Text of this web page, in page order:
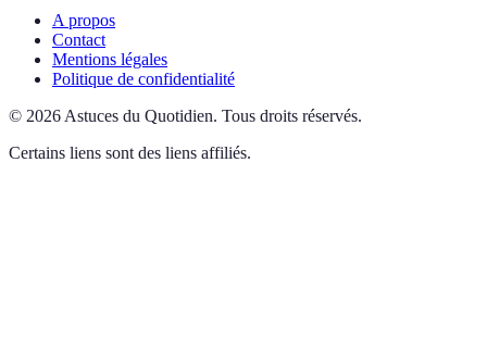
A propos
Contact
Mentions légales
Politique de confidentialité
© 2026 Astuces du Quotidien. Tous droits réservés.
Certains liens sont des liens affiliés.